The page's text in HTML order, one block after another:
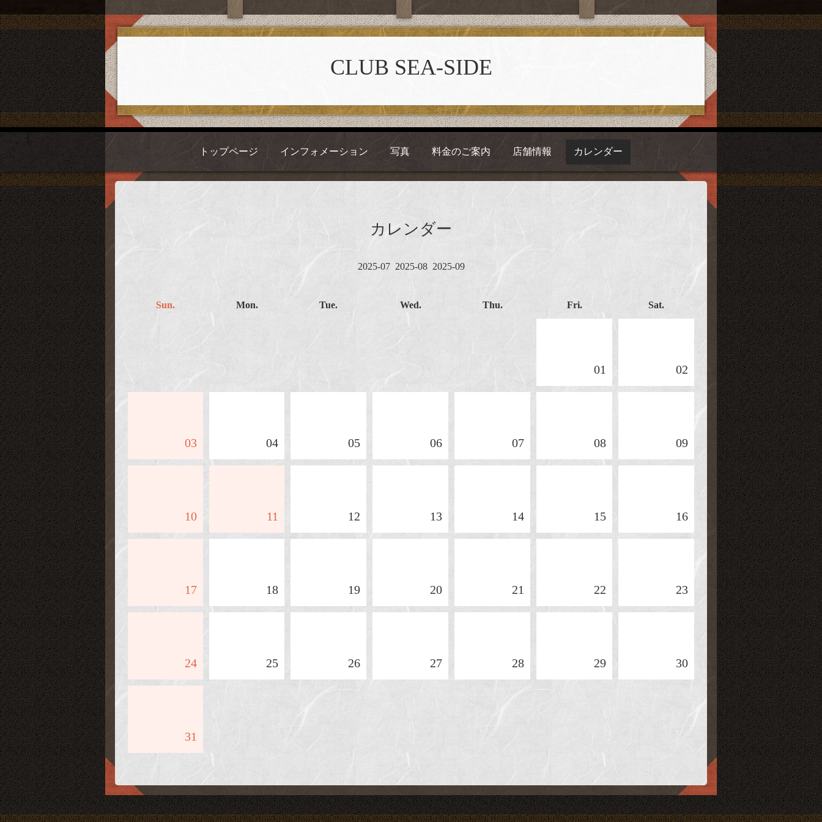
CLUB SEA-SIDE
トップページ インフォメーション 写真 料金のご案内 店舗情報 カレンダー
カレンダー
2025-072025-08 2025-09
Sun. Mon. Tue. Wed. Thu. Fri. Sat.
01 02
03 04 05 06 07 08 09
10 11 12 13 14 15 16
17 18 19 20 21 22 23
24 25 26 27 28 29 30
31